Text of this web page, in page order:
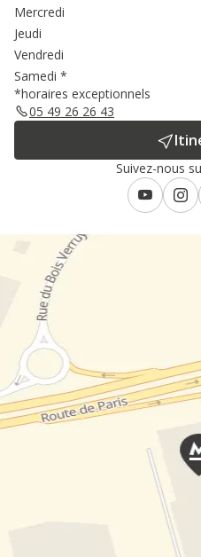
Mercredi
Jeudi
Vendredi
Samedi *
*horaires exceptionnels
05 49 26 26 43
Suivez-nous